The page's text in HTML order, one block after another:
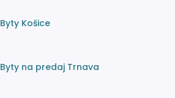
Byty Košice
Byty na predaj Trnava